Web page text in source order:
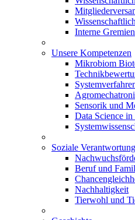
Interne Gremien
Unsere Kompetenzen
Mikrobiom
Sensorik und
Data Science
Soziale Verantwortung
Beruf und
Nachhaltigkeit
Tierwohl und